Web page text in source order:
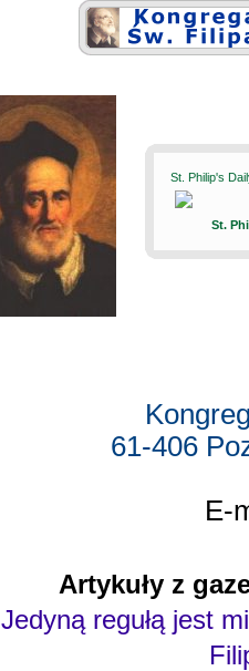
St. Philip's
St.
61-406
E-
Artykuły z
Jedyną regułą jest